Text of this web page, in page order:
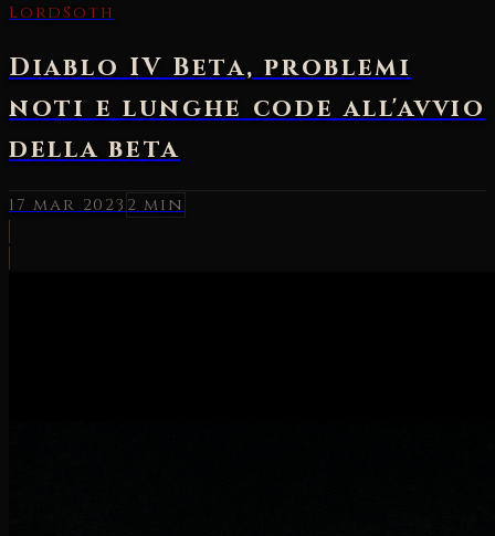
LordSoth
Diablo IV Beta, problemi
noti e lunghe code all'avvio
della beta
17 mar 20232 min